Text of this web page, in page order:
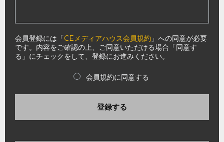
会員登録には「CEメディアハウス会員規約 」への同意が必要
です。内容をご確認の上、ご同意いただける場合「同意す
る」にチェックをして、登録にお進みください。
会員規約に同意する
登録する